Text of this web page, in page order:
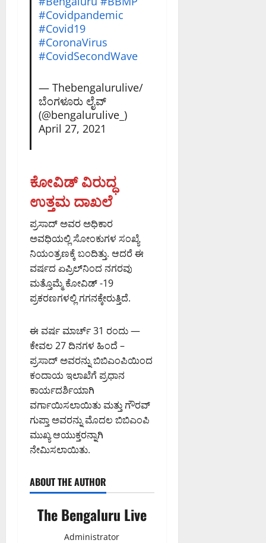
#Covidpandemic
#Covid19
#CoronaVirus
#CovidSecondWave
— Thebengalurulive/
ಬೆಂಗಳೂರು ಲೈವ್
(@bengalurulive_)
April 27, 2021
ಕೋವಿಡ್ ವಿರುದ್ಧ
ಉತ್ತಮ ದಾಖಲೆ
ಪ್ರಸಾದ್ ಅವರ ಅಧಿಕಾರ
ಅವಧಿಯಲ್ಲಿ ಸೋಂಕುಗಳ ಸಂಖ್ಯೆ
ನಿಯಂತ್ರಣಕ್ಕೆ ಬಂದಿತ್ತು. ಆದರೆ ಈ
ವರ್ಷದ ಏಪ್ರಿಲ್‌ನಿಂದ ನಗರವು
ಮತ್ತೊಮ್ಮೆ ಕೋವಿಡ್ -19
ಪ್ರಕರಣಗಳಲ್ಲಿ ಗಗನಕ್ಕೇರುತ್ತಿದೆ.
ಈ ವರ್ಷ ಮಾರ್ಚ್ 31 ರಂದು —
ಕೇವಲ 27 ದಿನಗಳ ಹಿಂದೆ –
ಪ್ರಸಾದ್ ಅವರನ್ನು ಬಿಬಿಎಂಪಿಯಿಂದ
ಕಂದಾಯ ಇಲಾಖೆಗೆ ಪ್ರಧಾನ
ಕಾರ್ಯದರ್ಶಿಯಾಗಿ
ವರ್ಗಾಯಿಸಲಾಯಿತು ಮತ್ತು ಗೌರವ್
ಗುಪ್ತಾ ಅವರನ್ನು ಮೊದಲ ಬಿಬಿಎಂಪಿ
ಮುಖ್ಯ ಆಯುಕ್ತರನ್ನಾಗಿ
ನೇಮಿಸಲಾಯಿತು.
ABOUT THE AUTHOR
The Bengaluru Live
Administrator